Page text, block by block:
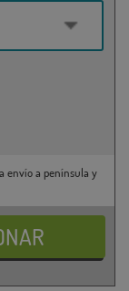
envío a península y